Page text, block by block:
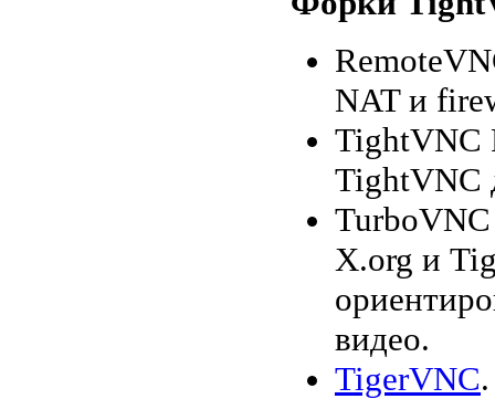
NAT и
TightVNC
TightVNC
X.org и
видео.
TigerVNC.